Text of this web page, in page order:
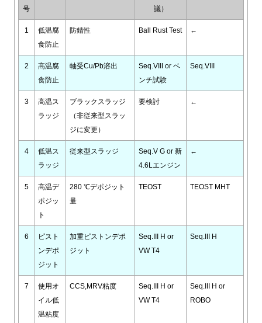
号
議）
1
低温腐
食防止
防錆性 Ball Rust Test ←
2
高温腐
食防止
軸受Cu/Pb溶出
Seq.VIII or ベ
ンチ試験
Seq.VIII
3
高温ス
ラッジ
ブラックスラッジ
（非従来型スラッ
ジに変更）
要検討 ←
4
低温ス
ラッジ
従来型スラッジ
Seq.V G or 新
4.6Lエンジン
←
5
高温デ
ポジッ
ト
280 ℃デポジット
量
TEOST TEOST MHT
6
ピスト
ンデポ
ジット
加重ピストンデポ
ジット
Seq.III H or
VW T4
Seq.III H
7
使用オ
イル低
温粘度
CCS,MRV粘度
Seq.III H or
VW T4
Seq.III H or
ROBO